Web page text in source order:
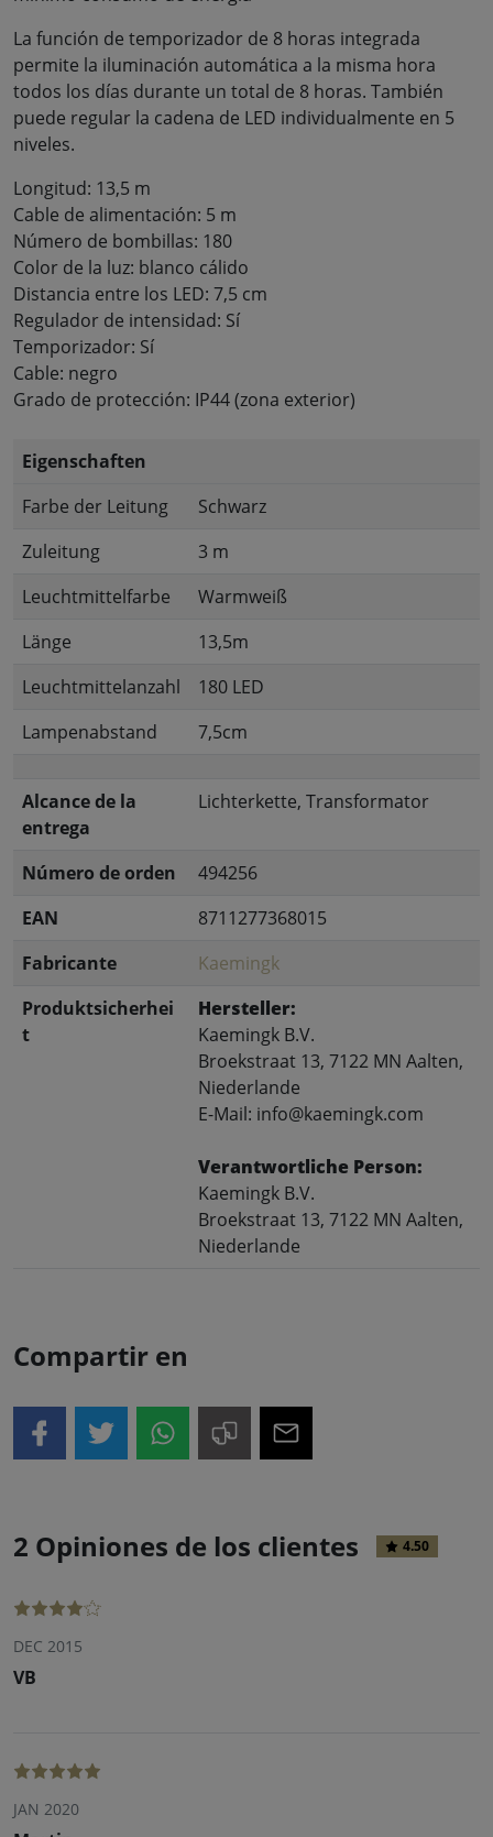
La función de temporizador de 8 horas integrada
permite la iluminación automática a la misma hora
todos los días durante un total de 8 horas. También
puede regular la cadena de LED individualmente en 5
niveles.
Longitud: 13,5 m
Cable de alimentación: 5 m
Número de bombillas: 180
Color de la luz: blanco cálido
Distancia entre los LED: 7,5 cm
Regulador de intensidad: Sí
Temporizador: Sí
Cable: negro
Grado de protección: IP44 (zona exterior)
Eigenschaften
Farbe der Leitung
Schwarz
Zuleitung
3 m
Leuchtmittelfarbe
Warmweiß
Länge
13,5m
Leuchtmittelanzahl
180 LED
Lampenabstand
7,5cm
Alcance de la
entrega
Lichterkette, Transformator
Número de orden
494256
EAN
8711277368015
Fabricante
Kaemingk
Produktsicherhei
t
Hersteller:
Kaemingk B.V.
Broekstraat 13, 7122 MN Aalten,
Niederlande
E-Mail: info@kaemingk.com
Verantwortliche Person:
Kaemingk B.V.
Broekstraat 13, 7122 MN Aalten,
Niederlande
Compartir en
2 Opiniones de los clientes 4.50
DEC 2015
VB
JAN 2020